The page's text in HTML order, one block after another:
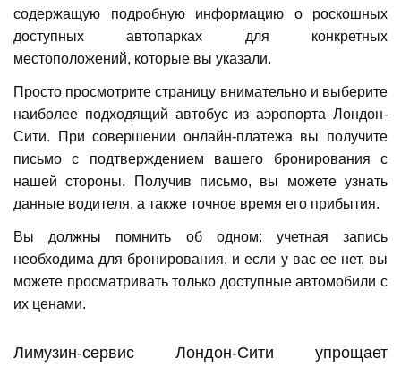
содержащую подробную информацию о роскошных
доступных автопарках для конкретных
местоположений, которые вы указали.
Просто просмотрите страницу внимательно и выберите
наиболее подходящий автобус из аэропорта Лондон-
Сити. При совершении онлайн-платежа вы получите
письмо с подтверждением вашего бронирования с
нашей стороны. Получив письмо, вы можете узнать
данные водителя, а также точное время его прибытия.
Вы должны помнить об одном: учетная запись
необходима для бронирования, и если у вас ее нет, вы
можете просматривать только доступные автомобили с
их ценами.
Лимузин-сервис Лондон-Сити упрощает